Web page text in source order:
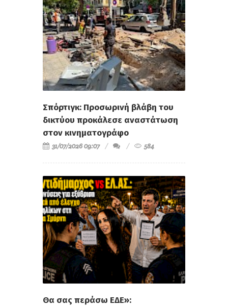
Σπόρτιγκ: Προσωρινή βλάβη του
δικτύου προκάλεσε αναστάτωση
στον κινηματογράφο
31/07/2026 09:07 584
Θα σας περάσω ΕΔΕ»: